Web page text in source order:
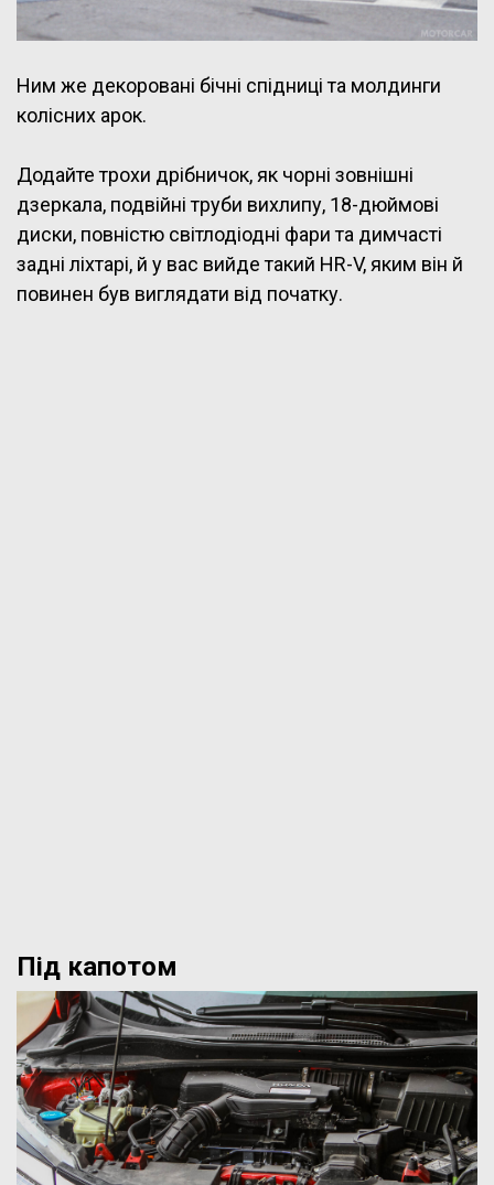
Ним же декоровані бічні спідниці та молдинги
колісних арок.
Додайте трохи дрібничок, як чорні зовнішні
дзеркала, подвійні труби вихлипу, 18-дюймові
диски, повністю світлодіодні фари та димчасті
задні ліхтарі, й у вас вийде такий HR-V, яким він й
повинен був виглядати від початку.
Під капотом